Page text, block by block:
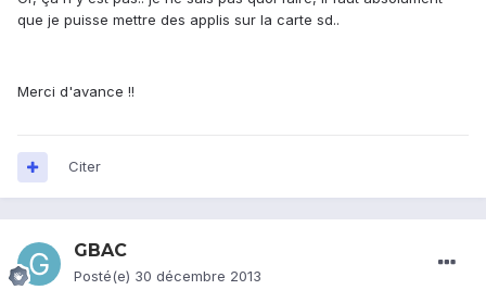
que je puisse mettre des applis sur la carte sd..
Merci d'avance !!
Citer
GBAC
Posté(e) 30 décembre 2013